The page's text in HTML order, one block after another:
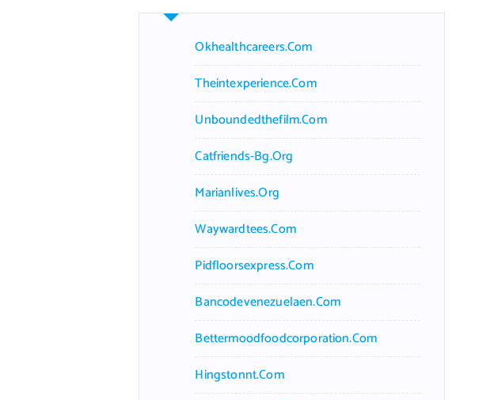
Okhealthcareers.com
Theintexperience.com
Unboundedthefilm.com
Catfriends-Bg.org
Marianlives.org
Waywardtees.com
Pidfloorsexpress.com
Bancodevenezuelaen.com
Bettermoodfoodcorporation.com
Hingstonnt.com